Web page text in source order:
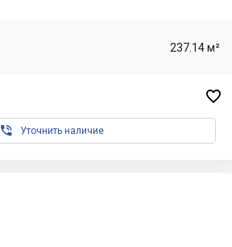
237.14 м²

 Уточнить наличие